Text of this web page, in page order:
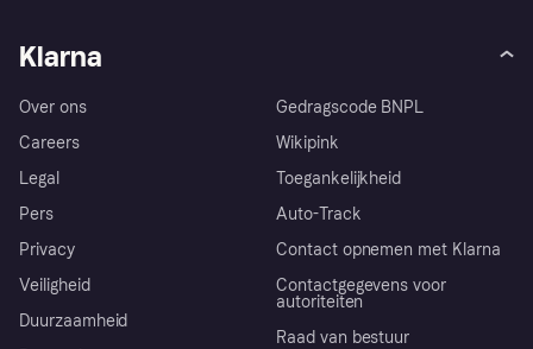
Klarna
Over ons
Careers
Legal
Pers
Privacy
Veiligheid
Duurzaamheid
Gedragscode BNPL
Wikipink
Toegankelijkheid
Auto-Track
Contact opnemen met Klarna
Contactgegevens voor
autoriteiten
Raad van bestuur